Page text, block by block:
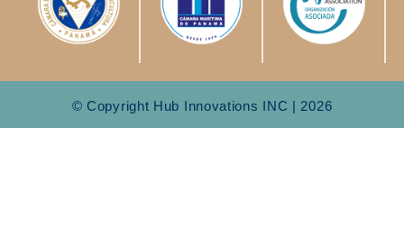
© Copyright Hub Innovations INC | 2026